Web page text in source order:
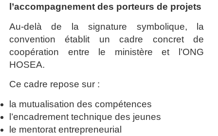
l’accompagnement des porteurs de projets
Au-delà de la signature symbolique, la
convention établit un cadre concret de
coopération entre le ministère et l’ONG
HOSEA.
Ce cadre repose sur :
la mutualisation des compétences
l’encadrement technique des jeunes
le mentorat entrepreneurial